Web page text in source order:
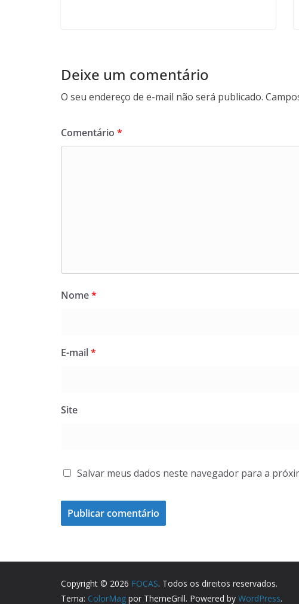
Deixe um comentário
O seu endereço de e-mail não será publicado.
Comentário *
Nome*
E-mail*
Site
Salvar meus dados neste navegador para a
Copyright © 2026 FOCAS. Todos os direitos reservados.
Tema: ColorMag por ThemeGrill. Powered by WordPress.